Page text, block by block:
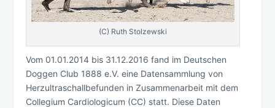
(C) Ruth Stolzewski
Vom 01.01.2014 bis 31.12.2016 fand im Deutschen
Doggen Club 1888 e.V. eine Datensammlung von
Herzultraschallbefunden in Zusammenarbeit mit dem
Collegium Cardiologicum (CC) statt. Diese Daten